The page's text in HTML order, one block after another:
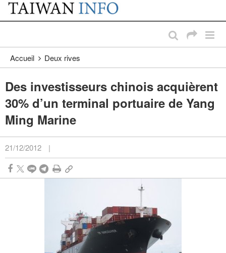
Passer au contenu principal
:::
Accueil Deux rives
Des investisseurs chinois acquièrent
30% d’un terminal portuaire de Yang
Ming Marine
21/12/2012 |